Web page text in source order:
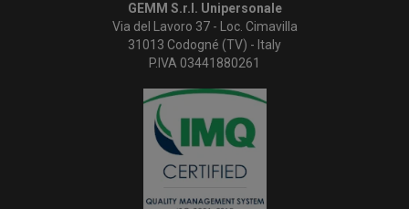
GEMM S.r.l. Unipersonale
Via del Lavoro 37 - Loc. Cimavilla
31013 Codogné (TV) - Italy
P.IVA 03441880261